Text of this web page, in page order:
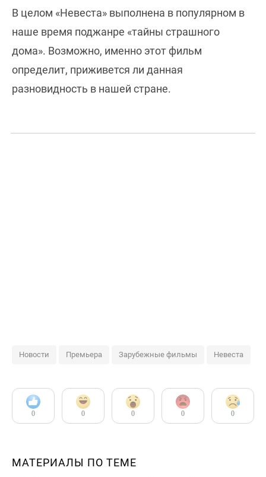
В целом «Невеста» выполнена в популярном в
наше время поджанре «тайны страшного
дома». Возможно, именно этот фильм
определит, приживется ли данная
разновидность в нашей стране.
Новости Премьера Зарубежные фильмы Невеста
0 0 0 0 0
МАТЕРИАЛЫ ПО ТЕМЕ